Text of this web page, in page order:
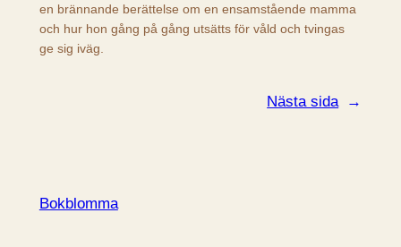
en brännande berättelse om en ensamstående mamma
och hur hon gång på gång utsätts för våld och tvingas
ge sig iväg.
Nästa sida →
Bokblomma